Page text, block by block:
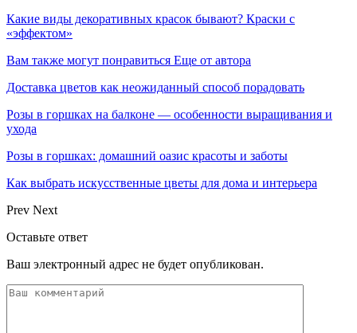
Какие виды декоративных красок бывают? Краски с
«эффектом»
Вам также могут понравиться Еще от автора
Доставка цветов как неожиданный способ порадовать
Розы в горшках на балконе — особенности выращивания и
ухода
Розы в горшках: домашний оазис красоты и заботы
Как выбрать искусственные цветы для дома и интерьера
Prev Next
Оставьте ответ
Ваш электронный адрес не будет опубликован.